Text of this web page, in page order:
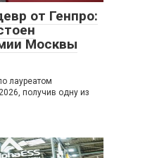
от Генпро:
Москвы
лауреатом
получив одну из